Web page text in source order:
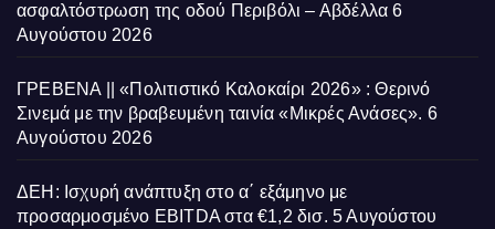
ασφαλτόστρωση της οδού Περιβόλι – Αβδέλλα 6
Αυγούστου 2026
ΓΡΕΒΕΝΑ || «Πολιτιστικό Καλοκαίρι 2026» : Θερινό
Σινεμά με την βραβευμένη ταινία «Μικρές Ανάσες». 6
Αυγούστου 2026
ΔΕΗ: Ισχυρή ανάπτυξη στο α΄ εξάμηνο με
προσαρμοσμένο EBITDA στα €1,2 δισ. 5 Αυγούστου